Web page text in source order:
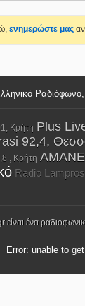
ενημερώστε μας
Κρήτη Plus
92,4,
, Κρήτη
Radio
είναι ένα
Error: unable to